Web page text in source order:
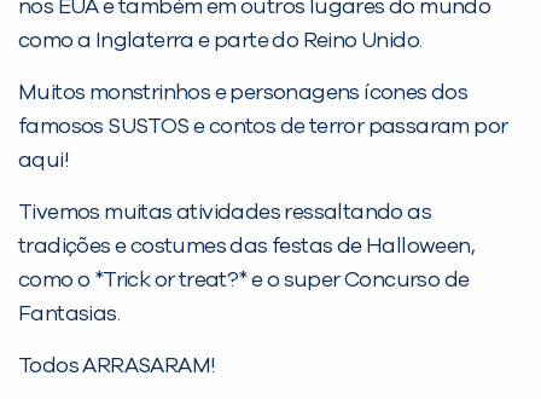
nos EUA e também em outros lugares do mundo
como a Inglaterra e parte do Reino Unido.
Muitos monstrinhos e personagens ícones dos
famosos SUSTOS e contos de terror passaram por
aqui!
Tivemos muitas atividades ressaltando as
tradições e costumes das festas de Halloween,
como o *Trick or treat?* e o super Concurso de
Fantasias.
Todos ARRASARAM!
PEÇA UMA DEMONSTRAÇÃO DE MÉTODO
Desculpe!
Não encontramos nenhuma unidade
você digitou.